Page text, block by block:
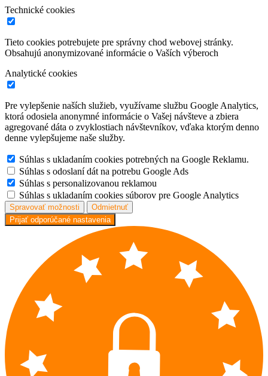
Technické cookies
Tieto cookies potrebujete pre správny chod webovej stránky.
Obsahujú anonymizované informácie o Vaších výberoch
Analytické cookies
Pre vylepšenie naších služieb, využívame službu Google Analytics,
ktorá odosiela anonymné informácie o Vašej návšteve a zbiera
agregované dáta o zvyklostiach návštevníkov, vďaka ktorým denno
denne vylepšujeme naše služby.
Súhlas s ukladaním cookies potrebných na Google Reklamu.
Súhlas s odoslaní dát na potrebu Google Ads
Súhlas s personalizovanou reklamou
Súhlas s ukladaním cookies súborov pre Google Analytics
Spravovať možnosti
Odmietnuť
Prijať odporúčané nastavenia